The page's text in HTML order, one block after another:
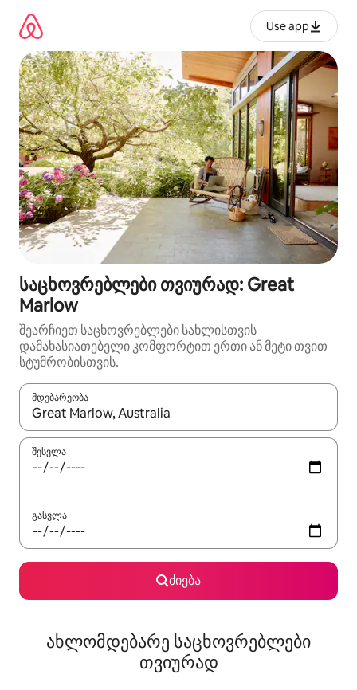
გადასვლა
Use app
საცხოვრებლები თვიურად: Great
Marlow
შეარჩიეთ საცხოვრებლები სახლისთვის
დამახასიათებელი კომფორტით ერთი ან მეტი თვით
სტუმრობისთვის.
მდებარეობა
როცა შედეგები ხელმისაწვდომი გახდება, ნავიგაციისთვის
შესვლა
გასვლა
ძიება
ახლომდებარე საცხოვრებლები
თვიურად